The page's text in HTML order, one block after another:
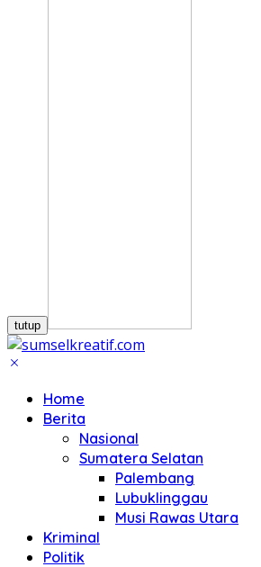
tutup
Home
Berita
Nasional
Sumatera Selatan
Palembang
Lubuklinggau
Musi Rawas Utara
Kriminal
Politik